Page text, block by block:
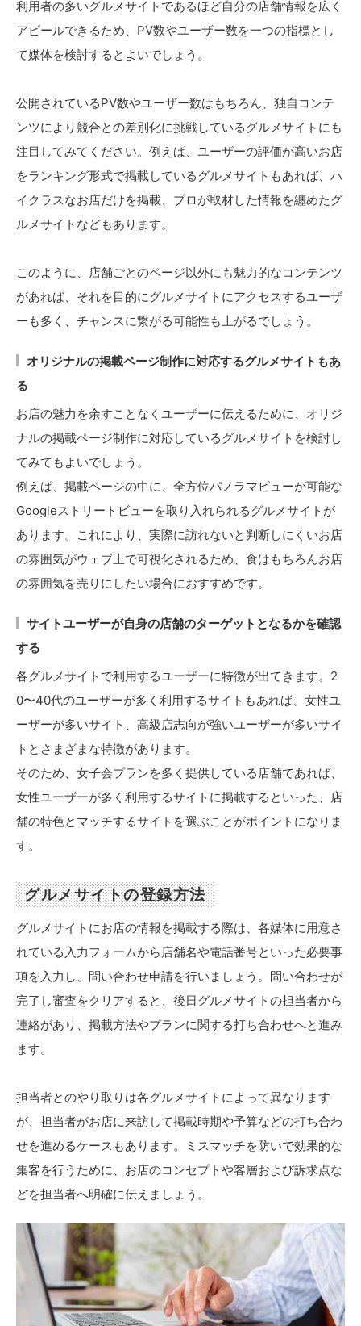
利用者の多いグルメサイトであるほど自分の店舗情報を広く
アピールできるため、PV数やユーザー数を一つの指標とし
て媒体を検討するとよいでしょう。
公開されているPV数やユーザー数はもちろん、独自コンテ
ンツにより競合との差別化に挑戦しているグルメサイトにも
注目してみてください。例えば、ユーザーの評価が高いお店
をランキング形式で掲載しているグルメサイトもあれば、ハ
イクラスなお店だけを掲載、プロが取材した情報を纏めたグ
ルメサイトなどもあります。
このように、店舗ごとのページ以外にも魅力的なコンテンツ
があれば、それを目的にグルメサイトにアクセスするユーザ
ーも多く、チャンスに繋がる可能性も上がるでしょう。
オリジナルの掲載ページ制作に対応するグルメサイトもあ
る
お店の魅力を余すことなくユーザーに伝えるために、オリジ
ナルの掲載ページ制作に対応しているグルメサイトを検討し
てみてもよいでしょう。
例えば、掲載ページの中に、全方位パノラマビューが可能な
Googleストリートビューを取り入れられるグルメサイトが
あります。これにより、実際に訪れないと判断しにくいお店
の雰囲気がウェブ上で可視化されるため、食はもちろんお店
の雰囲気を売りにしたい場合におすすめです。
サイトユーザーが自身の店舗のターゲットとなるかを確認
する
各グルメサイトで利用するユーザーに特徴が出てきます。2
0〜40代のユーザーが多く利用するサイトもあれば、女性ユ
ーザーが多いサイト、高級店志向が強いユーザーが多いサイ
トとさまざまな特徴があります。
そのため、女子会プランを多く提供している店舗であれば、
女性ユーザーが多く利用するサイトに掲載するといった、店
舗の特色とマッチするサイトを選ぶことがポイントになりま
す。
グルメサイトの登録方法
グルメサイトにお店の情報を掲載する際は、各媒体に用意さ
れている入力フォームから店舗名や電話番号といった必要事
項を入力し、問い合わせ申請を行いましょう。問い合わせが
完了し審査をクリアすると、後日グルメサイトの担当者から
連絡があり、掲載方法やプランに関する打ち合わせへと進み
ます。
担当者とのやり取りは各グルメサイトによって異なります
が、担当者がお店に来訪して掲載時期や予算などの打ち合わ
せを進めるケースもあります。ミスマッチを防いで効果的な
集客を行うために、お店のコンセプトや客層および訴求点な
どを担当者へ明確に伝えましょう。